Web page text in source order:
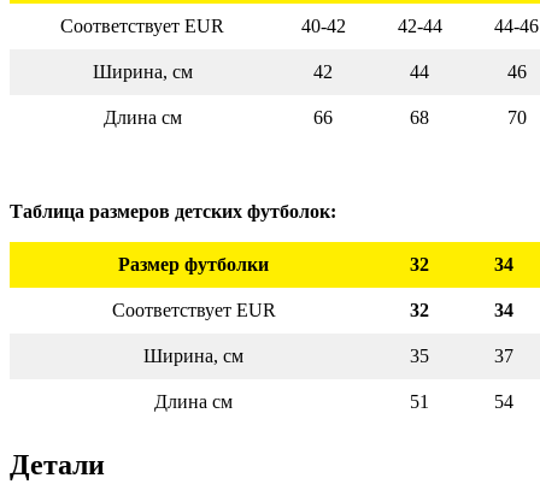
Соответствует EUR 40-42 42-44 44-46
Ширина, см 42 44 46
Длина см 66 68 70
Таблица размеров детских футболок:
Размер футболки 32 34
Соответствует EUR 32 34
Ширина, см 35 37
Длина см 51 54
Детали